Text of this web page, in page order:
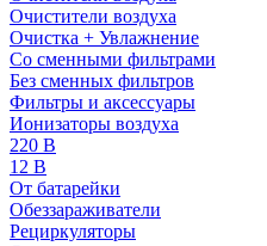
Очистители воздуха
Очистка + Увлажнение
Cо сменными фильтрами
Без сменных фильтров
Фильтры и аксессуары
Ионизаторы воздуха
220 В
12 В
От батарейки
Обеззараживатели
Рециркуляторы